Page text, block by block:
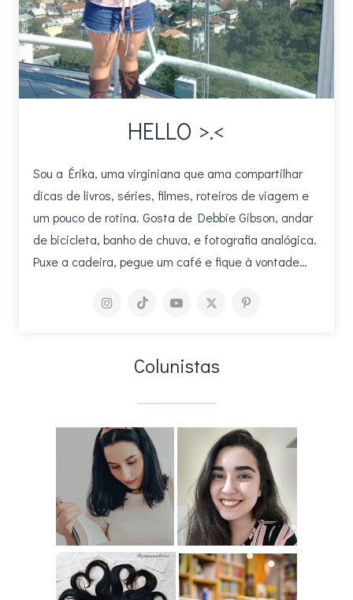
HELLO >.<
Sou a Érika, uma virginiana que ama compartilhar
dicas de livros, séries, filmes, roteiros de viagem e
um pouco de rotina. Gosta de Debbie Gibson, andar
de bicicleta, banho de chuva, e fotografia analógica.
Puxe a cadeira, pegue um café e fique à vontade…
Colunistas